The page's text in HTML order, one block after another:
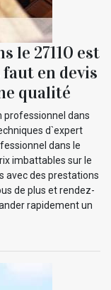
le 27110 est
en devis
qualité
professionnel dans
d`expert
dans le
imbattables sur le
avec des prestations
de plus et rendez-
rapidement un